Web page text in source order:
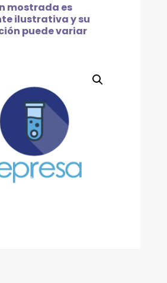
mostrada es
ilustrativa y su
puede variar